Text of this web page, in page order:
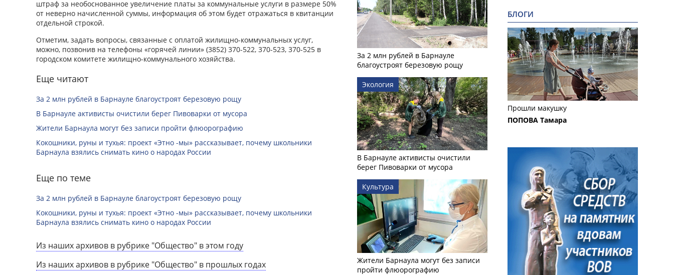
штраф за необоснованное увеличение платы за коммунальные услуги в размере 50%
от неверно начисленной суммы, информация об этом будет отражаться в квитанции
отдельной строкой.
Отметим, задать вопросы, связанные с оплатой жилищно-коммунальных услуг,
можно, позвонив на телефоны «горячей линии» (3852) 370-522, 370-523, 370-525 в
городском комитете жилищно-коммунального хозяйства.
Еще читают
За 2 млн рублей в Барнауле благоустроят березовую рощу
В Барнауле активисты очистили берег Пивоварки от мусора
Жители Барнаула могут без записи пройти флюорографию
Кокошники, руны и тухья: проект «Этно -мы» рассказывает, почему школьники
Барнаула взялись снимать кино о народах России
Еще по теме
За 2 млн рублей в Барнауле благоустроят березовую рощу
Кокошники, руны и тухья: проект «Этно -мы» рассказывает, почему школьники
Барнаула взялись снимать кино о народах России
Из наших архивов в рубрике "Общество" в этом году
Из наших архивов в рубрике "Общество" в прошлых годах
За 2 млн рублей в Барнауле
благоустроят березовую рощу
Экология
В Барнауле активисты очистили
берег Пивоварки от мусора
Культура
Жители Барнаула могут без записи
пройти флюорографию
БЛОГИ
Прошли макушку
ПОПОВА Тамара